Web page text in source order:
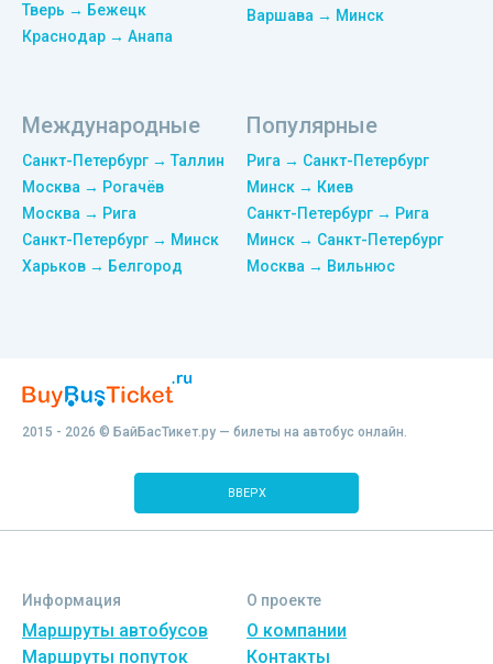
Тверь → Бежецк
Краснодар → Анапа
Варшава → Минск
Международные
Санкт-Петербург → Таллин
Москва → Рогачёв
Москва → Рига
Санкт-Петербург → Минск
Харьков → Белгород
Популярные
Рига → Санкт-Петербург
Минск → Киев
Санкт-Петербург → Рига
Минск → Санкт-Петербург
Москва → Вильнюс
2015 - 2026 © БайБасТикет.ру — билеты на автобус онлайн.
ВВЕРХ
Информация
Маршруты автобусов
Маршруты попуток
О проекте
О компании
Контакты